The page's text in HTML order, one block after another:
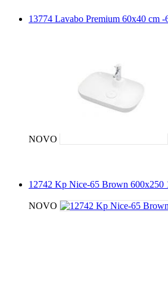
13774 Lavabo Premium 60x40 cm -
NOVO
12742 Kp Nice-65 Brown 600x250
NOVO